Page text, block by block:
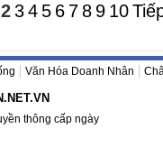
234 5 6 7 8 9 10
Văn Hóa Doanh Nhân
thông cấp ngày